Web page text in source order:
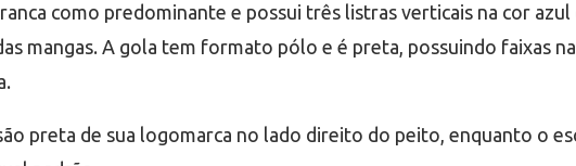
como predominante e possui três listras verticais na cor
mangas. A gola tem formato pólo e é preta, possuindo faixas
preta de sua logomarca no lado direito do peito, enquanto o